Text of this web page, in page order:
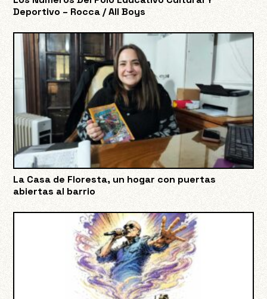
Deportivo – Rocca / All Boys
La Casa de Floresta, un hogar con puertas
abiertas al barrio